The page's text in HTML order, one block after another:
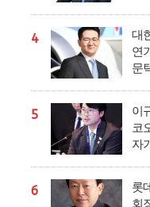
4
대
연
문
5
이
코
자
6
롯
회